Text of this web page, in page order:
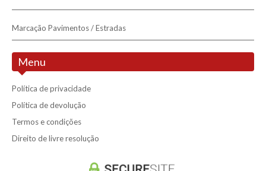
Marcação Pavimentos / Estradas
Menu
Política de privacidade
Política de devolução
Termos e condições
Direito de livre resolução